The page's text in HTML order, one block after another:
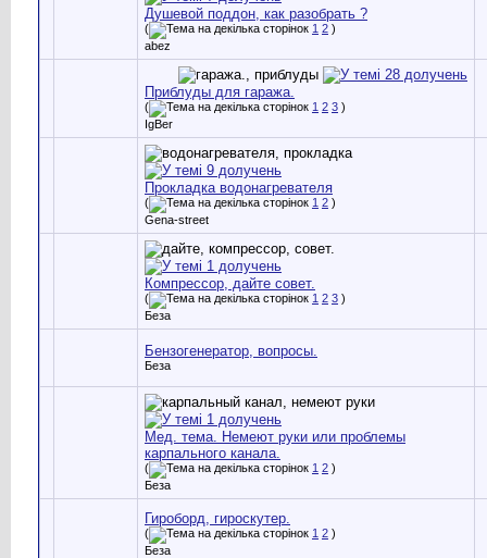
Душевой поддон, как разобрать ?
( 1 2 )
abez
Приблуды для гаража.
( 1 2 3 )
IgBer
Прокладка водонагревателя
( 1 2 )
Gena-street
Компрессор, дайте совет.
( 1 2 3 )
Беза
Бензогенератор, вопросы.
Беза
Мед. тема. Немеют руки или проблемы
карпального канала.
( 1 2 )
Беза
Гироборд, гироскутер.
( 1 2 )
Беза